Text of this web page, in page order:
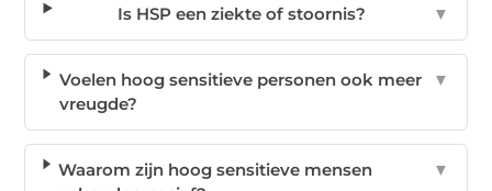
Is HSP een ziekte of stoornis? ▼
Voelen hoog sensitieve personen ook meer
vreugde?
▼
Waarom zijn hoog sensitieve mensen
▼